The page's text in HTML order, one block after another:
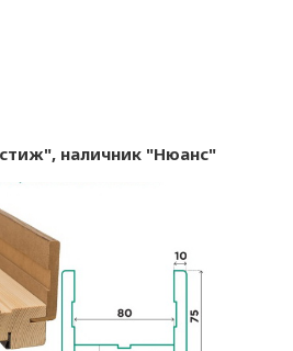
наличник "Нюанс"